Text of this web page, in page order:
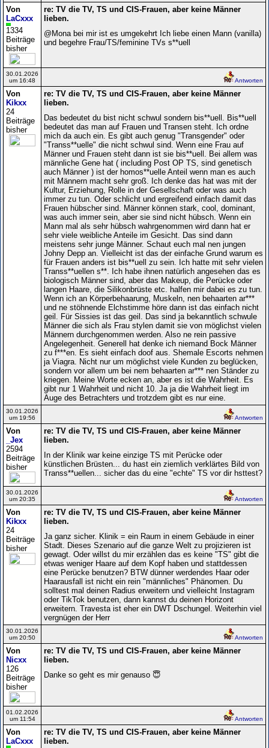
Von
LaCxxx
1334
Beiträge
bisher
re: TV die TV, TS und CIS-Frauen, aber keine Männer
lieben.
@Mona bei mir ist es umgekehrt Ich liebe einen Mann (vanilla)
und begehre Frau/TS/feminine TVs s**uell
30.01.2026
um 16:48
Antworten
Von
Kikxx
24
Beiträge
bisher
re: TV die TV, TS und CIS-Frauen, aber keine Männer
lieben.
Das bedeutet du bist nicht schwul sondern bis**uell. Bis**uell
bedeutet das man auf Frauen und Transen steht. Ich ordne
mich da auch ein. Es gibt auch genug "Transgender" oder
"Transs**uelle" die nicht schwul sind. Wenn eine Frau auf
Männer und Frauen steht dann ist sie bis**uell. Bei allem was
männliche Gene hat ( including Post OP TS, sind genetisch
auch Männer ) ist der homos**uelle Anteil wenn man es auch
mit Männern macht sehr groß. Ich denke das hat was mit der
Kultur, Erziehung, Rolle in der Gesellschaft oder was auch
immer zu tun. Oder schlicht und ergreifend einfach damit das
Frauen hübscher sind. Männer können stark, cool, dominant,
was auch immer sein, aber sie sind nicht hübsch. Wenn ein
Mann mal als sehr hübsch wahrgenommen wird dann hat er
sehr viele weibliche Anteile im Gesicht. Das sind dann
meistens sehr junge Männer. Schaut euch mal nen jungen
Johny Depp an. Vielleicht ist das der einfache Grund warum es
für Frauen anders ist bis**uell zu sein. Ich hatte mit sehr vielen
Transs**uellen s**. Ich habe ihnen natürlich angesehen das es
biologisch Männer sind, aber das Makeup, die Perücke oder
langen Haare, die Silikonbrüste etc. halfen mir dabei es zu tun.
Wenn ich an Körperbehaarung, Muskeln, nen behaarten ar***
und ne stöhnende Elchstimme höre dann ist das einfach nicht
geil. Für Sissies ist das geil. Das sind ja bekanntlich schwule
Männer die sich als Frau stylen damit sie von möglichst vielen
Männern durchgenommen werden. Also ne rein passive
Angelegenheit. Generell hat denke ich niemand Bock Männer
zu f***en. Es sieht einfach doof aus. Shemale Escorts nehmen
ja Viagra. Nicht nur um möglichst viele Kunden zu beglücken,
sondern vor allem um bei nem behaarten ar*** nen Ständer zu
kriegen. Meine Worte ecken an, aber es ist die Wahrheit. Es
gibt nur 1 Wahrheit und nicht 10. Ja ja die Wahrheit liegt im
Auge des Betrachters und trotzdem gibt es nur eine.
30.01.2026
um 19:56
Antworten
Von
_Jex
2594
Beiträge
bisher
re: TV die TV, TS und CIS-Frauen, aber keine Männer
lieben.
In der Klinik war keine einzige TS mit Perücke oder
künstlichen Brüsten... du hast ein ziemlich verklärtes Bild von
Transs**uellen... sicher das du eine "echte" TS vor dir hsttest?
30.01.2026
um 20:35
Antworten
Von
Kikxx
24
Beiträge
bisher
re: TV die TV, TS und CIS-Frauen, aber keine Männer
lieben.
Ja ganz sicher. Klinik = ein Raum in einem Gebäude in einer
Stadt. Dieses Szenario auf die ganze Welt zu projizieren ist
gewagt. Oder willst du mir erzählen das es keine "TS" gibt die
etwas weniger Haare auf dem Kopf haben und stattdessen
eine Perücke benutzen? BTW dünner werdendes Haar oder
Haarausfall ist nicht ein rein "männliches" Phänomen. Du
solltest mal deinen Radius erweitern und vielleicht Instagram
oder TikTok benutzen, dann kannst du deinen Horizont
erweitern. Travesta ist eher ein DWT Dschungel. Weiterhin viel
vergnügen der Herr
30.01.2026
um 20:50
Antworten
Von
Nicxx
126
Beiträge
bisher
re: TV die TV, TS und CIS-Frauen, aber keine Männer
lieben.
Danke so geht es mir genauso 😇
01.02.2026
um 11:54
Antworten
Von
LaCxxx
re: TV die TV, TS und CIS-Frauen, aber keine Männer
lieben.